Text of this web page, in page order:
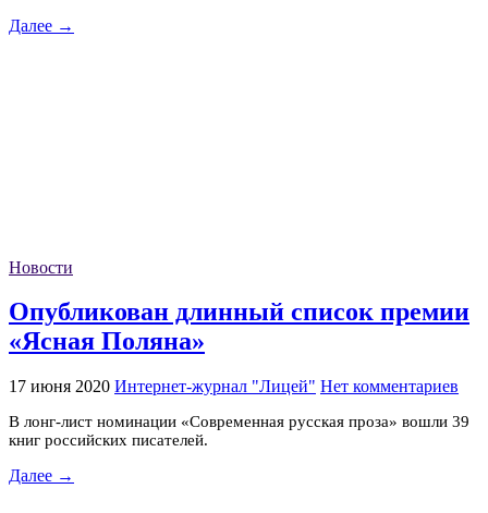
Далее →
Новости
Опубликован длинный список премии
«Ясная Поляна»
17 июня 2020 Интернет-журнал "Лицей" Нет комментариев
В лонг-лист номинации «Современная русская проза» вошли 39
книг российских писателей.
Далее →